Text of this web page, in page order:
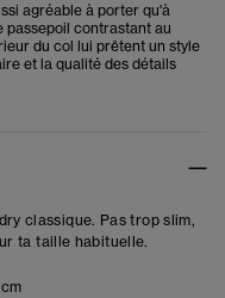
agréable à porter qu'à
passepoil contrastant au
du col lui prêtent un style
et la qualité des détails
classique. Pas trop slim,
ta taille habituelle.